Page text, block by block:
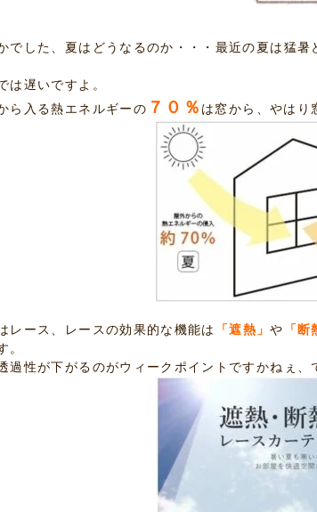
でした、夏はどうなるのか・・・最近の夏は猛
は遅いですよ。
ら入る熱エネルギーの ７０％ は窓から、やはり
レース、レースの効果的な機能は 「遮熱」や 「断
。
過性が下がるのがウィークポイントですかねぇ